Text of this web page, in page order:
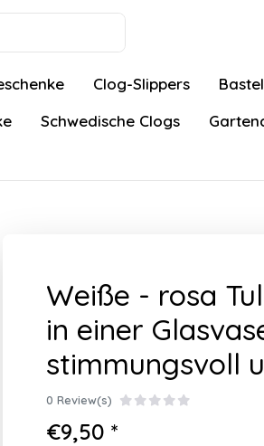
Clog-Slippers
Schwedische Clogs
Weiße - rosa
in einer
stimmungsvoll
0 Review(s)
€9,50 *